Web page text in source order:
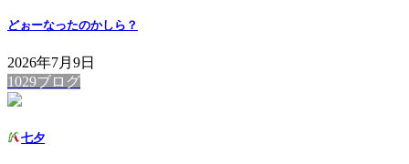
どぉーなったのかしら？
2026年7月9日
1029ブログ
七夕